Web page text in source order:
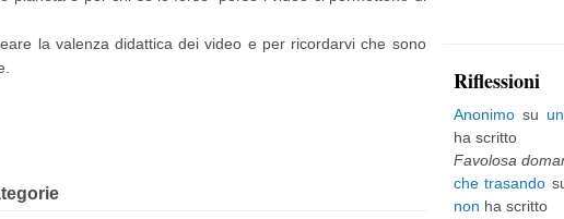
la valenza didattica dei video e per ricordarvi che sono
Riflessioni
Anonimosu
ha scritto
Favolosa
che trasando
non ha scritto